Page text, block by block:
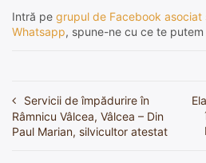
Intră pe grupul de Facebook asociat
Whatsapp, spune-ne cu ce te
Navigare
în
Servicii de împădurire în
Râmnicu Vâlcea, Vâlcea – Din
Paul Marian, silvicultor atestat